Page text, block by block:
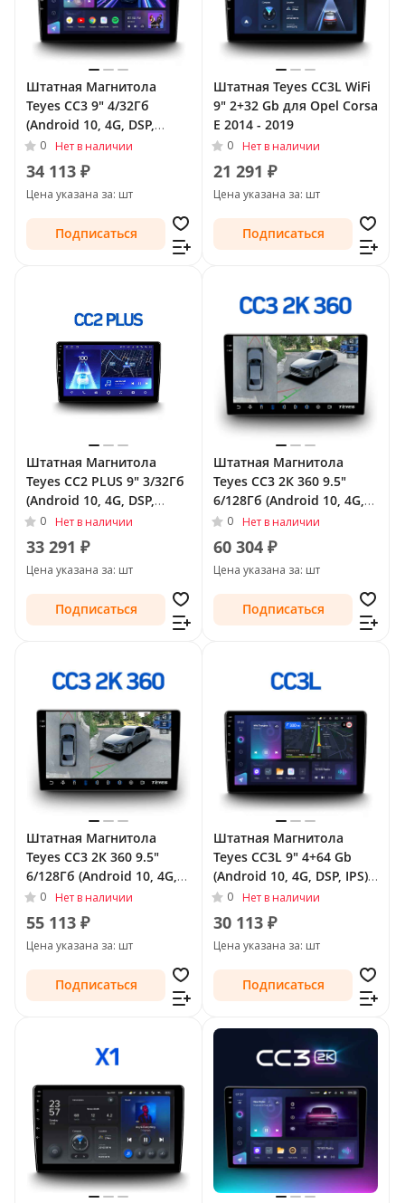
Штатная Магнитола
Teyes CC3 9" 4/32Гб
(Android 10, 4G, DSP,
QLed) для Opel Astra H
Рестайлинг 2006 - 2014
Тип-F2
0 Нет в наличии
34 113 ₽
Цена указана за: шт
Подписаться
Штатная Teyes CC3L WiFi
9" 2+32 Gb для Opel Corsa
E 2014 - 2019
0 Нет в наличии
21 291 ₽
Цена указана за: шт
Подписаться
Штатная Магнитола
Teyes CC2 PLUS 9" 3/32Гб
(Android 10, 4G, DSP,
QLed) для Opel Corsa E
2014 - 2019
0 Нет в наличии
33 291 ₽
Цена указана за: шт
Подписаться
Штатная Магнитола
Teyes CC3 2К 360 9.5"
6/128Гб (Android 10, 4G,
DSP, QLed) - круговой
обзор для Opel Antara I
2006 - 2011
0 Нет в наличии
60 304 ₽
Цена указана за: шт
Подписаться
Штатная Магнитола
Teyes CC3 2К 360 9.5"
6/128Гб (Android 10, 4G,
DSP, QLed) - круговой
обзор для Opel Astra H
2004 - 2007 Тип-F2
0 Нет в наличии
55 113 ₽
Цена указана за: шт
Подписаться
Штатная Магнитола
Teyes CC3L 9" 4+64 Gb
(Android 10, 4G, DSP, IPS)
для Opel Astra H
Рестайлинг 2006 - 2014
Тип-F2
0 Нет в наличии
30 113 ₽
Цена указана за: шт
Подписаться